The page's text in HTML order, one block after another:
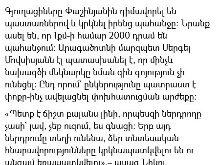
Գյուղացիները Փաշինյանին դիմավորել են
պաստառներով և կրկնել իրենց պահանջը։ Նրանք
ասել են, որ 1քմ-ի համար 2000 դրամ են
պահանջում: Արագածոտնի մարզպետ Սերգեյ
Մովսիսյանն էլ պատասխանել է, որ մինչև
նախագծի մեկնարկը նման գին գոյություն չի
ունեցել: Ընդ որում` ընկերությունը պատրաստ է
փոքր-ինչ ավելացնել փոխհատուցման արժեքը։
«Պետք է ճիշտ բալանս լինի, որպեսզի ներդրողը
չասի` լավ, չեք ուզում, ես գնացի։ Երբ այդ
ներդրումը տեղի ունենա, ձեր տնտեսական
հնարավորությունները կրկնապատկվելու են ու
անգամ եռապատկվելու»,– ասաց Նիկոլ